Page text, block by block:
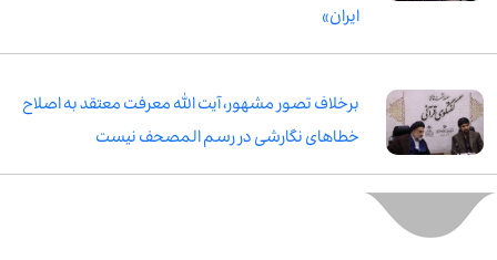
ایران»
برخلاف تصور مشهور، آیت الله معرفت معتقد به اصلاح
خطاهای نگارشی در رسم المصحف نیست